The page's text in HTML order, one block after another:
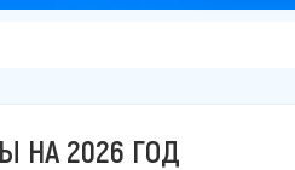
НА 2026 ГОД